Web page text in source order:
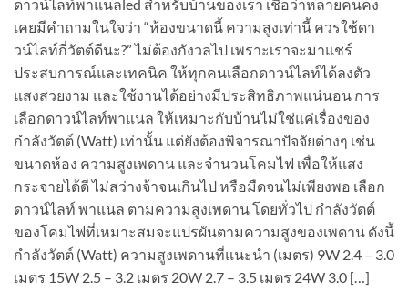
ดาวน์ไลท์พาแนลled สำหรับบ้านของเรา เชื่อว่าหลายคนคง
เคยมีคำถามในใจว่า “ห้องขนาดนี้ ความสูงเท่านี้ ควรใช้ดา
วน์ไลท์กี่วัตต์ดีนะ?” ไม่ต้องกังวลไป เพราะเราจะมาแชร์
ประสบการณ์และเทคนิค ให้ทุกคนเลือกดาวน์ไลท์ได้ลงตัว
แสงสวยงาม และใช้งานได้อย่างมีประสิทธิภาพแน่นอน การ
เลือกดาวน์ไลท์พาแนล ให้เหมาะกับบ้านไม่ใช่แค่เรื่องของ
กำลังวัตต์ (Watt) เท่านั้น แต่ยังต้องพิจารณาปัจจัยต่างๆ เช่น
ขนาดห้อง ความสูงเพดาน และจำนวนโคมไฟ เพื่อให้แสง
กระจายได้ดี ไม่สว่างจ้าจนเกินไป หรือมืดจนไม่เพียงพอ เลือก
ดาวน์ไลท์ พาแนล ตามความสูงเพดาน โดยทั่วไป กำลังวัตต์
ของโคมไฟที่เหมาะสมจะแปรผันตามความสูงของเพดาน ดังนี้
กำลังวัตต์ (Watt) ความสูงเพดานที่แนะนำ (เมตร) 9W 2.4 – 3.0
เมตร 15W 2.5 – 3.2 เมตร 20W 2.7 – 3.5 เมตร 24W 3.0 […]